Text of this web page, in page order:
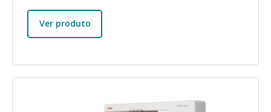
Ver produto
Imagem